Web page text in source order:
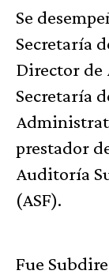
Se
Secretaría
Director de
Secretaría
prestador
Auditoría
(ASF).
Fue